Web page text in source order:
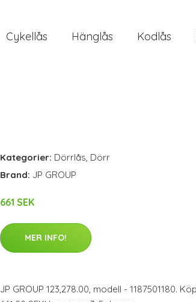
Cykellås Hänglås Kodlås
Kategorier: Dörrlås, Dörr
Brand: JP GROUP
661 SEK
MER INFO!
JP GROUP 123,278.00, modell - 1187501180.